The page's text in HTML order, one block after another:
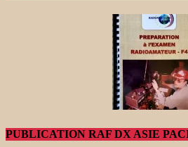
PUBLICATION RAF DX ASIE